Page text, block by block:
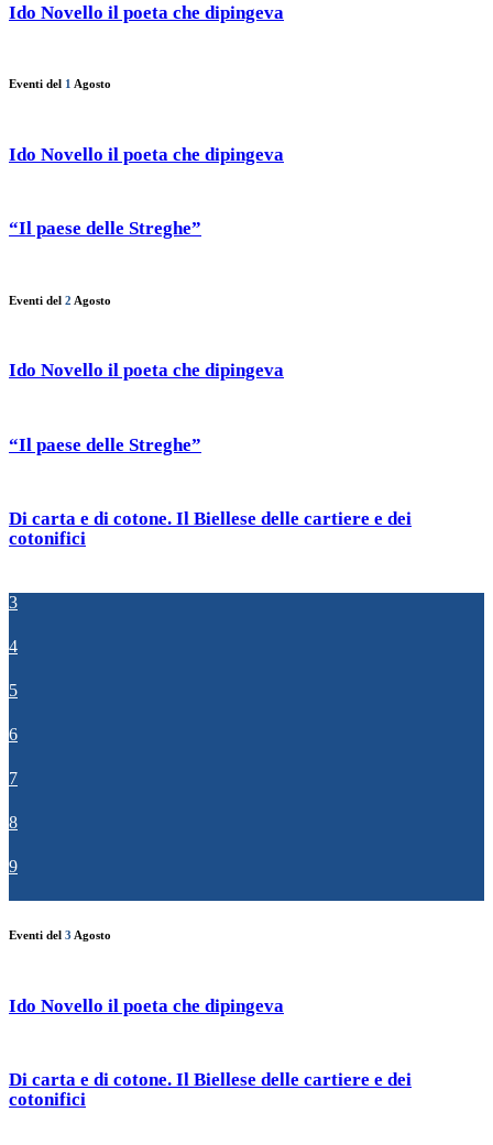
Ido Novello il poeta che dipingeva
Eventi del 1 Agosto
Ido Novello il poeta che dipingeva
“Il paese delle Streghe”
Eventi del 2 Agosto
Ido Novello il poeta che dipingeva
“Il paese delle Streghe”
Di carta e di cotone. Il Biellese delle cartiere e dei
cotonifici
3
4
5
6
7
8
9
Eventi del 3 Agosto
Ido Novello il poeta che dipingeva
Di carta e di cotone. Il Biellese delle cartiere e dei
cotonifici